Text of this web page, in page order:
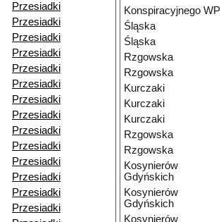
Przesiadki
Przesiadki
Przesiadki
Przesiadki
Przesiadki
Przesiadki
Przesiadki
Przesiadki
Przesiadki
Przesiadki
Przesiadki
Przesiadki
Przesiadki
Przesiadki
Konspiracyjnego WP
Śląska
Śląska
Rzgowska
Rzgowska
Kurczaki
Kurczaki
Kurczaki
Rzgowska
Rzgowska
Kosynierów
Gdyńskich
Kosynierów
Gdyńskich
Kosynierów